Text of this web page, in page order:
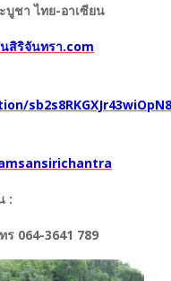
ชา ไทย-อาเซียน
สิริจันทรา.com
:
ร 064-3641 789